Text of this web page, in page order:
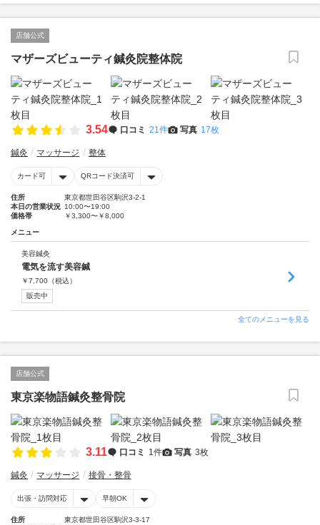
店舗公式
マザーズビューティ鍼灸院整体院
3.54 口コミ 21件 写真 17枚
鍼灸 マッサージ 整体
カード可 QRコード決済可
住所
東京都世田谷区駒沢3-2-1
本日の営業状況 10:00〜19:00
価格帯
￥3,300〜￥8,000
メニュー
美容鍼灸
電気を流す美容鍼
￥7,700 （税込）
販売中
全てのメニューを見る
店舗公式
東京楽物語鍼灸整骨院
3.11 口コミ 1件 写真 3枚
鍼灸 マッサージ 接骨・整骨
出張・訪問対応 早朝OK
住所
東京都世田谷区駒沢3-3-17